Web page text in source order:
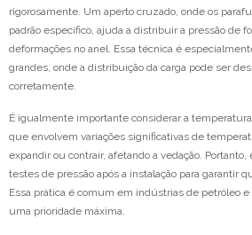
rigorosamente. Um aperto cruzado, onde os
padrão específico, ajuda a distribuir a pressão de
deformações no anel. Essa técnica é
grandes, onde a distribuição da carga pode ser
corretamente.
É igualmente importante considerar a
que envolvem variações significativas de
expandir ou contrair, afetando a vedação.
testes de pressão após a instalação para garantir
Essa prática é comum em indústrias de petróleo
uma prioridade máxima.